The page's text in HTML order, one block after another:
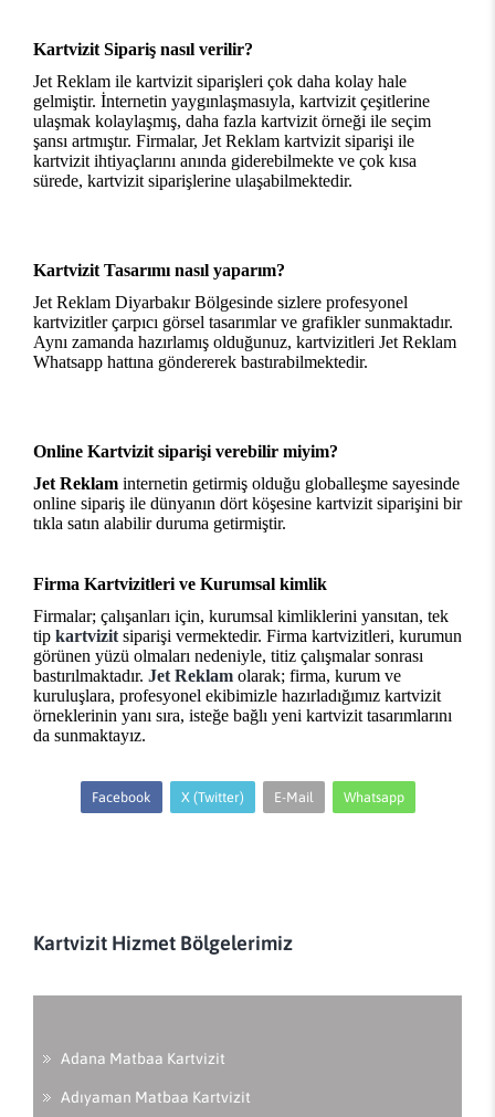
Kartvizit Sipariş nasıl verilir?
Jet Reklam ile kartvizit siparişleri çok daha kolay hale
gelmiştir. İnternetin yaygınlaşmasıyla, kartvizit çeşitlerine
ulaşmak kolaylaşmış, daha fazla kartvizit örneği ile seçim
şansı artmıştır. Firmalar, Jet Reklam kartvizit siparişi ile
kartvizit ihtiyaçlarını anında giderebilmekte ve çok kısa
sürede, kartvizit siparişlerine ulaşabilmektedir.
Kartvizit Tasarımı nasıl yaparım?
Jet Reklam Diyarbakır Bölgesinde sizlere profesyonel
kartvizitler çarpıcı görsel tasarımlar ve grafikler sunmaktadır.
Aynı zamanda hazırlamış olduğunuz, kartvizitleri Jet Reklam
Whatsapp hattına göndererek bastırabilmektedir.
Online Kartvizit siparişi verebilir miyim?
Jet Reklam internetin getirmiş olduğu globalleşme sayesinde
online sipariş ile dünyanın dört köşesine kartvizit siparişini bir
tıkla satın alabilir duruma getirmiştir.
Firma Kartvizitleri ve Kurumsal kimlik
Firmalar; çalışanları için, kurumsal kimliklerini yansıtan, tek
tip kartvizit siparişi vermektedir. Firma kartvizitleri, kurumun
görünen yüzü olmaları nedeniyle, titiz çalışmalar sonrası
bastırılmaktadır. Jet Reklam olarak; firma, kurum ve
kuruluşlara, profesyonel ekibimizle hazırladığımız kartvizit
örneklerinin yanı sıra, isteğe bağlı yeni kartvizit tasarımlarını
da sunmaktayız.
Facebook X (Twitter) E-Mail Whatsapp
Kartvizit Hizmet Bölgelerimiz
Adana Matbaa Kartvizit
Adıyaman Matbaa Kartvizit